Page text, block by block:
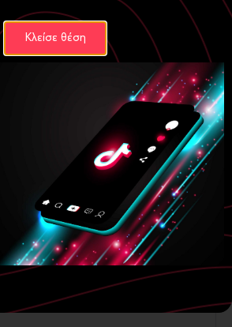
Ecommerce
χρήματα από τους Χάρτες;
2025
Κλείσε θέση